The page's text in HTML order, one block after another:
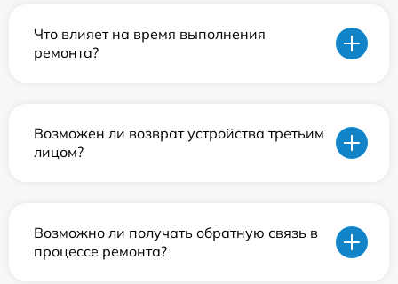
Что влияет на время выполнения
ремонта?
Возможен ли возврат устройства третьим
лицом?
Возможно ли получать обратную связь в
процессе ремонта?